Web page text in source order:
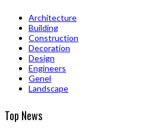
Architecture
Building
Construction
Decoration
Design
Engineers
Genel
Landscape
Top News